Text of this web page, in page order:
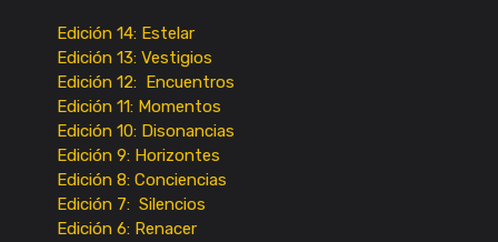
Edición 14: Estelar
Edición 13: Vestigios
Edición 12: Encuentros
Edición 11: Momentos
Edición 10: Disonancias
Edición 9: Horizontes
Edición 8: Conciencias
Edición 7: Silencios
Edición 6: Renacer